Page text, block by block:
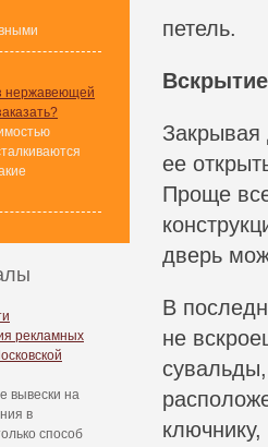
нержавеющей
рекламных
вывески на
в
способ
петель.
Закрывая
ее
Проще
дверь
В
не